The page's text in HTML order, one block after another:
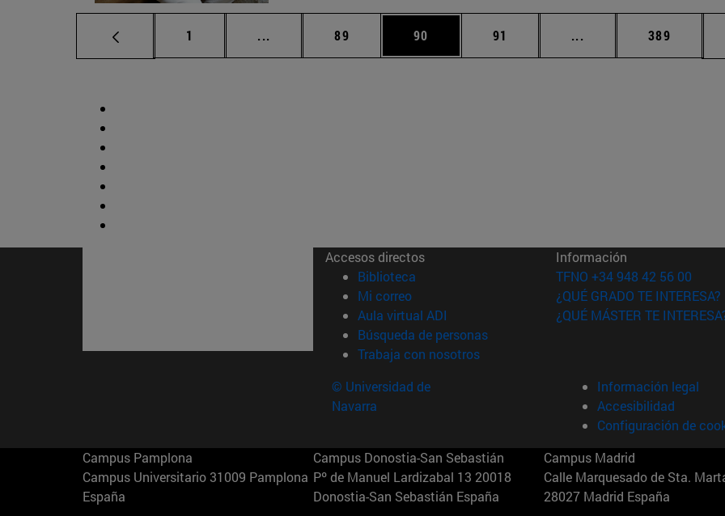
Página
1 ... Páginas intermedias Use TAB para desplazarse.
Página
89 Página
90 Página
91 ... Páginas intermedias
Página
389
Accesos directos
Biblioteca (abre en nueva ventana)
Mi correo(abre en nueva ventana)
Aula virtual ADI (abre en nueva ventana)
Búsqueda de personas(abre en nueva ventana)
Trabaja con nosotros(abre en nueva ventana)
Información
TFNO +34 948 42 56 00
¿QUÉ GRADO TE INTERESA?
¿QUÉ MÁSTER TE
© Universidad de
Navarra
Información legal
Accesibilidad
Configuración de
Campus Pamplona
Campus Universitario 31009 Pamplona
España
Campus Donostia-San Sebastián
Pº de Manuel Lardizabal 13 20018
Donostia-San Sebastián España
Campus Madrid
Calle Marquesado de Sta.
28027 Madrid España